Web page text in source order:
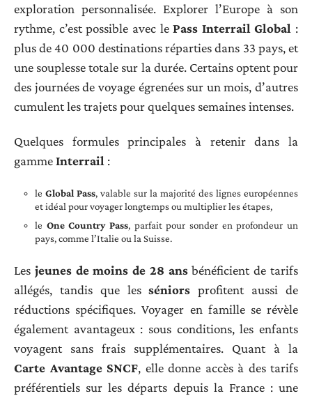
exploration personnalisée. Explorer l’Europe à son
rythme, c’est possible avec lePass Interrail Global :
plus de 40 000 destinations réparties dans 33 pays, et
une souplesse totale sur la durée. Certains optent pour
des journées de voyage égrenées sur un mois, d’autres
cumulent les trajets pour quelques semaines intenses.
Quelques formules principales à retenir dans la
gammeInterrail :
le Global Pass, valable sur la majorité des lignes européennes
et idéal pour voyager longtemps ou multiplier les étapes,
le One Country Pass, parfait pour sonder en profondeur un
pays, comme l’Italie ou la Suisse.
Les jeunes de moins de 28 ansbénéficient de tarifs
allégés, tandis que lesséniors profitent aussi de
réductions spécifiques. Voyager en famille se révèle
également avantageux : sous conditions, les enfants
voyagent sans frais supplémentaires. Quant à la
Carte Avantage SNCF, elle donne accès à des tarifs
préférentiels sur les départs depuis la France : une